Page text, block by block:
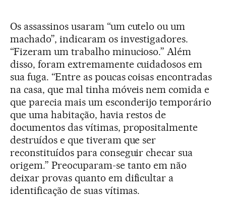
Os assassinos usaram “um cutelo ou um
machado”, indicaram os investigadores.
“Fizeram um trabalho minucioso.” Além
disso, foram extremamente cuidadosos em
sua fuga. “Entre as poucas coisas encontradas
na casa, que mal tinha móveis nem comida e
que parecia mais um esconderijo temporário
que uma habitação, havia restos de
documentos das vítimas, propositalmente
destruídos e que tiveram que ser
reconstituídos para conseguir checar sua
origem.” Preocuparam-se tanto em não
deixar provas quanto em dificultar a
identificação de suas vítimas.